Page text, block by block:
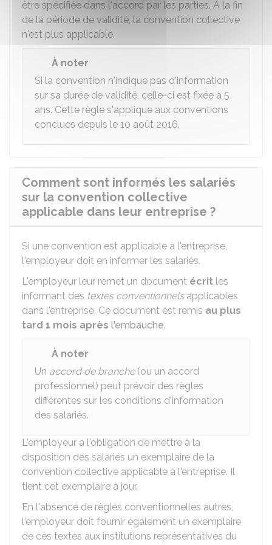
être spécifiée dans l'accord par les parties. À la fin
de la période de validité, la convention collective
n'est plus applicable.
À noter
Si la convention n'indique pas d'information
sur sa durée de validité, celle-ci est fixée à 5
ans. Cette règle s'applique aux conventions
conclues depuis le 10 août 2016.
Comment sont informés les salariés
sur la convention collective
applicable dans leur entreprise ?
Si une convention est applicable à l'entreprise,
l'employeur doit en informer les salariés.
L'employeur leur remet un document écrit les
informant des textes conventionnelsapplicables
dans l'entreprise. Ce document est remis au plus
tard 1 mois après l'embauche.
À noter
Un accord de branche(ou un accord
professionnel) peut prévoir des règles
différentes sur les conditions d'information
des salariés.
L'employeur a l'obligation de mettre à la
disposition des salariés un exemplaire de la
convention collective applicable à l'entreprise. Il
tient cet exemplaire à jour.
En l'absence de règles conventionnelles autres,
l'employeur doit fournir également un exemplaire
de ces textes aux institutions représentatives du